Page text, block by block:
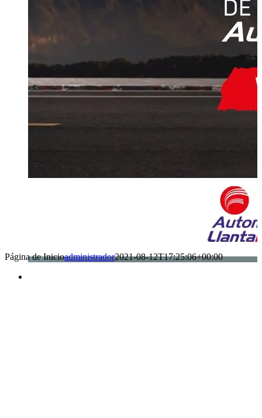
Página de Inicioadministrador2021-08-12T17:25:06+00:00